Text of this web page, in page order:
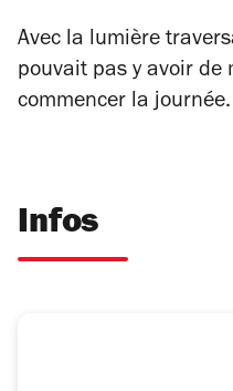
Avec la lumière
pouvait pas y avoir de
commencer la
Infos